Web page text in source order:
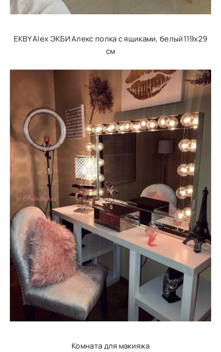
EKBY Alex ЭКБИ Алекс полка с ящиками, белый119x29
см
Комната для макияжа